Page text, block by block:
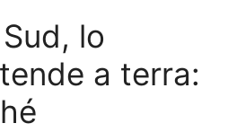
lo
a terra: